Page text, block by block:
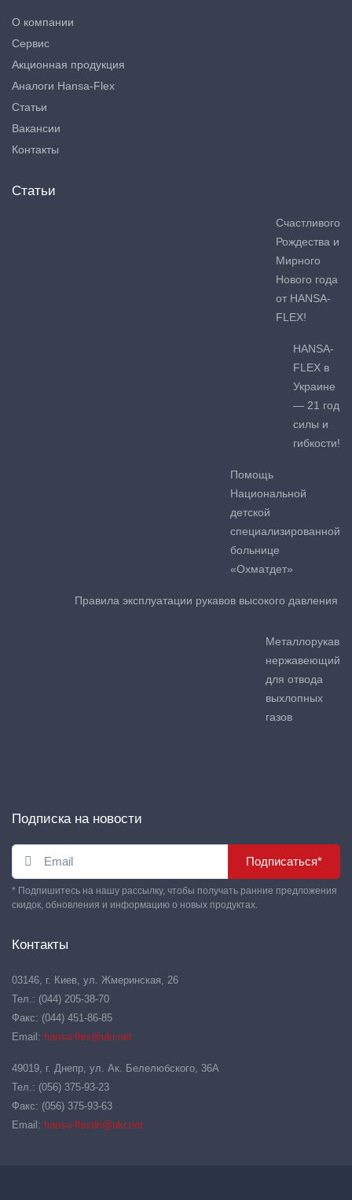
О компании
Сервис
Акционная продукция
Аналоги Hansa-Flex
Статьи
Вакансии
Контакты
Статьи
Счастливого
Рождества и
Мирного
Нового года
от HANSA-
FLEX!
HANSA-
FLEX в
Украине
— 21 год
силы и
гибкости!
Помощь
Национальной
детской
специализированной
больнице
«Охматдет»
Правила эксплуатации рукавов высокого давления
Металлорукав
нержавеющий
для отвода
выхлопных
газов
Подписка на новости
Подписаться*
* Подпишитесь на нашу рассылку, чтобы получать ранние предложения
скидок, обновления и информацию о новых продуктах.
Контакты
03146, г. Киев, ул. Жмеринская, 26
Тел.: (044) 205-38-70
Факс: (044) 451-86-85
Email: hansa-flex@ukr.net
49019, г. Днепр, ул. Ак. Белелюбского, 36А
Тел.: (056) 375-93-23
Факс: (056) 375-93-63
Email: hansa-flexdn@ukr.net